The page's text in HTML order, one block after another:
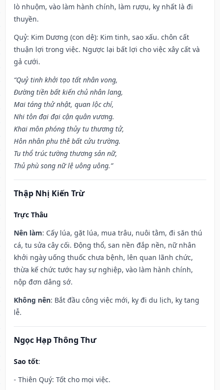
lò nhuộm, vào làm hành chính, làm rượu, kỵ nhất là đi
thuyền.
Quỷ: Kim Dương (con dê): Kim tinh, sao xấu. chôn cất
thuận lợi trong việc. Ngược lại bất lợi cho việc xây cất và
gả cưới.
“Quỷ tinh khởi tạo tất nhân vong,
Đường tiền bất kiến chủ nhân lang,
Mai táng thử nhật, quan lộc chí,
Nhi tôn đại đại cận quân vương.
Khai môn phóng thủy tu thương tử,
Hôn nhân phu thê bất cửu trường.
Tu thổ trúc tường thương sản nữ,
Thủ phù song nữ lệ uông uông.”
Thập Nhị Kiến Trừ
Trực Thâu
Nên làm: Cấy lúa, gặt lúa, mua trâu, nuôi tằm, đi săn thú
cá, tu sửa cây cối. Động thổ, san nền đắp nền, nữ nhân
khởi ngày uống thuốc chưa bệnh, lên quan lãnh chức,
thừa kế chức tước hay sự nghiệp, vào làm hành chính,
nộp đơn dâng sớ.
Không nên: Bắt đầu công việc mới, kỵ đi du lịch, kỵ tang
lễ.
Ngọc Hạp Thông Thư
Sao tốt:
- Thiên Quý: Tốt cho mọi việc.